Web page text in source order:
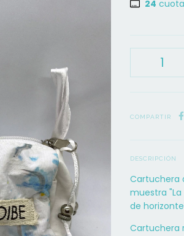
24
COMPARTIR
DESCRIPCIÓN
Cartuchera
muestra
de horizonte"
Cartuchera